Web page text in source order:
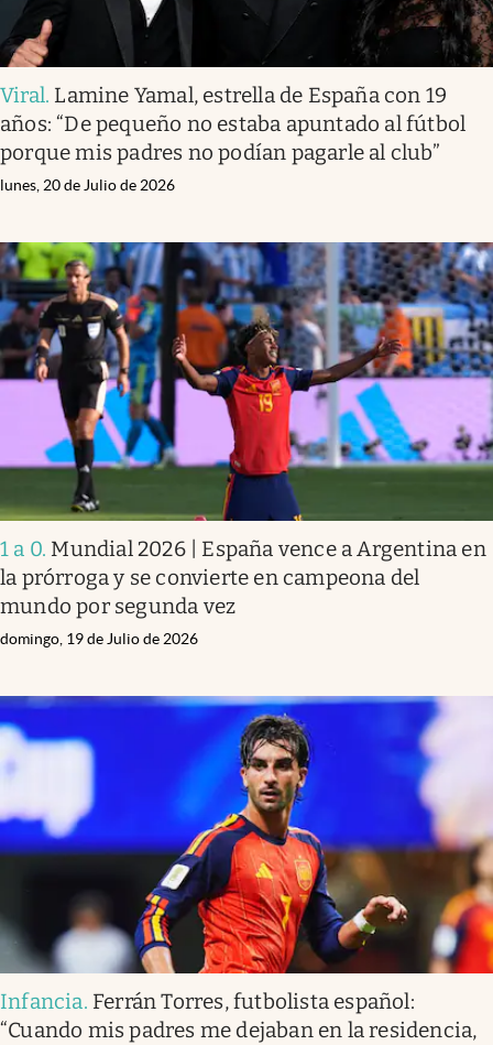
Viral. Lamine Yamal, estrella de España con 19
años: “De pequeño no estaba apuntado al fútbol
porque mis padres no podían pagarle al club”
lunes, 20 de Julio de 2026
1 a 0. Mundial 2026 | España vence a Argentina en
la prórroga y se convierte en campeona del
mundo por segunda vez
domingo, 19 de Julio de 2026
Infancia. Ferrán Torres, futbolista español:
“Cuando mis padres me dejaban en la residencia,